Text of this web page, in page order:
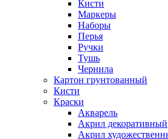
Кисти
Маркеры
Наборы
Перья
Ручки
Тушь
Чернила
Картон грунтованный
Кисти
Краски
Акварель
Акрил декоративный
Акрил